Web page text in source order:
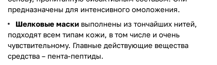
предназначены для интенсивного омоложения.
Шелковые маски выполнены из тончайших нитей,
подходят всем типам кожи, в том числе и очень
чувствительному. Главные действующие вещества
средства – пента-пептиды.